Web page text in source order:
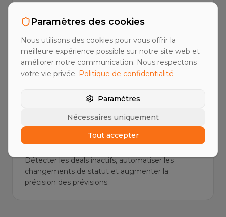
Séquences multicanal
Séquences outbound par email, LinkedIn et appel
— coordonnées, personnalisées, optimisées pour
la conversion.
Hygiène du pipeline et maintenance
des données CRM
Détecter les deals inactifs, automatiser les
changements de statut et augmenter la
précision des prévisions.
Paramètres des cookies
Nous utilisons des cookies pour vous offrir la
meilleure expérience possible sur notre site web et
améliorer notre communication. Nous respectons
votre vie privée. Politique de confidentialité
Paramètres
Nécessaires uniquement
Tout accepter